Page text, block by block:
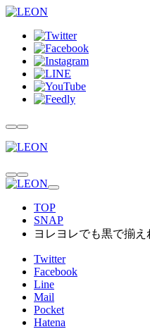
TOP
SNAP
ヨレヨレでも黒で揃
Twitter
Facebook
Line
Mail
Pocket
Hatena